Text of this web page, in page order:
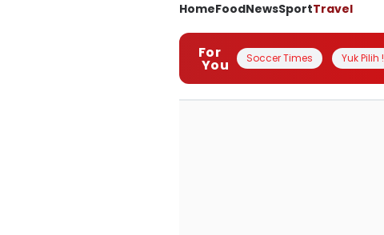
HomeFoodNewsSportTravel
For
You Soccer Times Yuk Pilih !